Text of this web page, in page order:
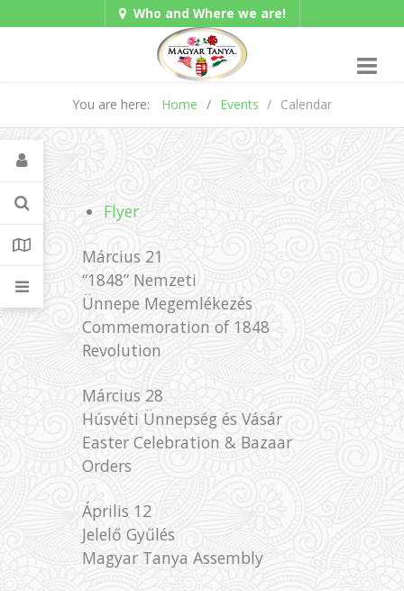
Who and Where we are!
Hungarian/Magyar
American/English
You are here: Home Events Calendar
Flyer
Március 21
“1848” Nemzeti
Ünnepe Megemlékezés
Commemoration of 1848
Revolution
Március 28
Húsvéti Ünnepség és Vásár
Easter Celebration & Bazaar
Orders
Április 12
Jelelő Gyűlés
Magyar Tanya Assembly